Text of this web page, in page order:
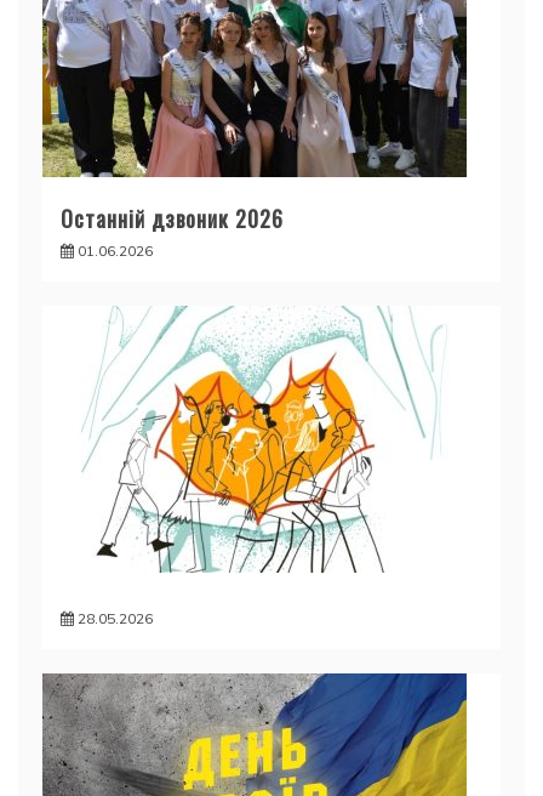
Останній дзвоник 2026
01.06.2026
28.05.2026